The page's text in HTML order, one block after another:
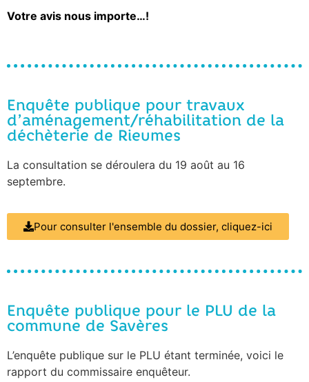
Votre avis nous importe…!
Enquête publique pour travaux
d’aménagement/réhabilitation de la
déchèterie de Rieumes
La consultation se déroulera du 19 août au 16
septembre.
Pour consulter l'ensemble du dossier, cliquez-ici
Enquête publique pour le PLU de la
commune de Savères
L’enquête publique sur le PLU étant terminée, voici le
rapport du commissaire enquêteur.